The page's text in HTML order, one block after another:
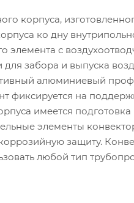
корпуса,
ко дну
элемента с
забора и выпуска
алюминиевый
фиксируется на
имеется
элементы
защиту.
любой тип